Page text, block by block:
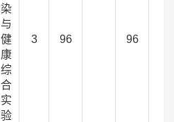
染
与
健
康
综
合
实
验
3 96 96